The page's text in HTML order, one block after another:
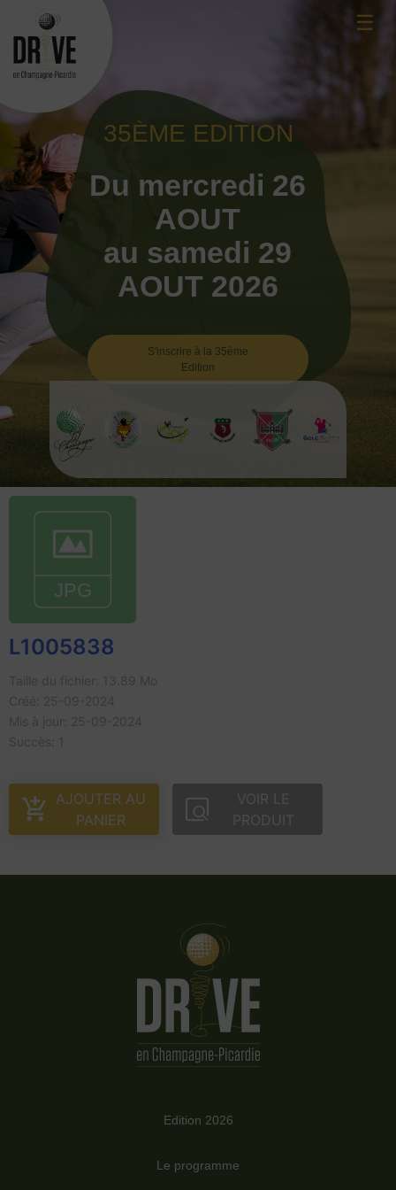
content
☰
35ÈME EDITION
Du mercredi 26
AOUT
au samedi 29
AOUT 2026
S'inscrire à la 35ème
Edition
L1005838
AJOUTER AU
PANIER
VOIR LE
PRODUIT
Edition 2026
Le programme